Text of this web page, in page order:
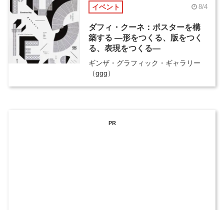
イベント 8/4
ダフィ・クーネ：ポスターを構
築する ―形をつくる、版をつく
る、表現をつくる―
ギンザ・グラフィック・ギャラリー
（ggg）
PR